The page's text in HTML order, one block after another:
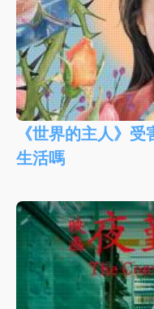
《世界的主人》
生活嗎